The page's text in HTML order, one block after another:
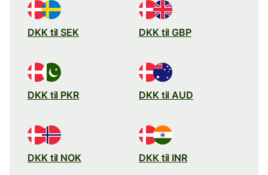
DKK til SEK DKK til GBP
DKK til PKR DKK til AUD
DKK til NOK DKK til INR